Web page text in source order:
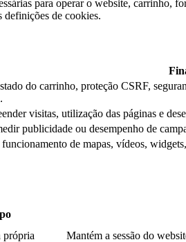
para operar o website, carrinho,
definições de cookies.
do carrinho, proteção CSRF,
visitas, utilização das páginas e
publicidade ou desempenho de
de mapas, vídeos,
própria Mantém a sessão do